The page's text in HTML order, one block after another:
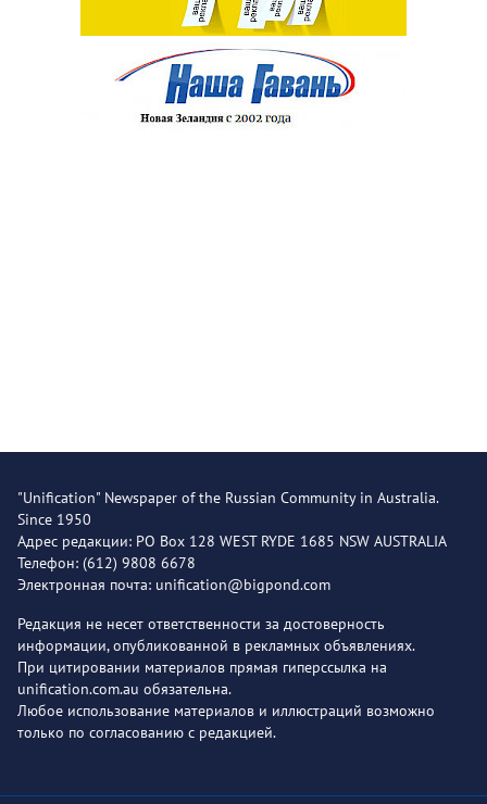
"Unification" Newspaper of the Russian Community in Australia.
Since 1950
Адрес редакции: PO Box 128 WEST RYDE 1685 NSW AUSTRALIA
Телефон: (612) 9808 6678
Электронная почта: unification@bigpond.com
Редакция не несет ответственности за достоверность
информации, опубликованной в рекламных объявлениях.
При цитировании материалов прямая гиперссылка на
unification.com.au обязательна.
Любое использование материалов и иллюстраций возможно
только по согласованию с редакцией.